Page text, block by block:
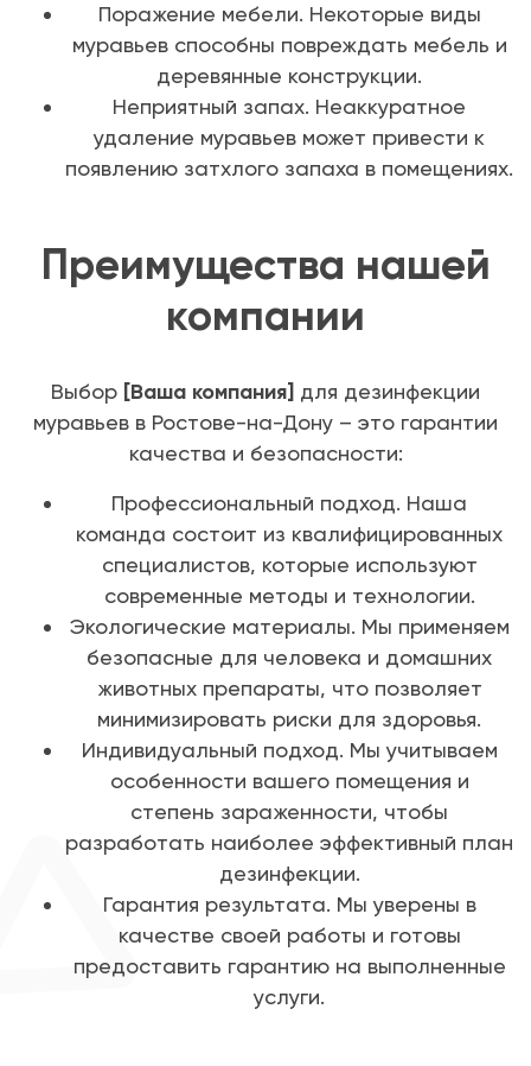
Поражение мебели. Некоторые виды
муравьев способны повреждать мебель и
деревянные конструкции.
Неприятный запах. Неаккуратное
удаление муравьев может привести к
появлению затхлого запаха в помещениях.
Преимущества нашей
компании
Выбор [Ваша компания] для дезинфекции
муравьев в Ростове-на-Дону – это гарантии
качества и безопасности:
Профессиональный подход. Наша
команда состоит из квалифицированных
специалистов, которые используют
современные методы и технологии.
Экологические материалы. Мы применяем
безопасные для человека и домашних
животных препараты, что позволяет
минимизировать риски для здоровья.
Индивидуальный подход. Мы учитываем
особенности вашего помещения и
степень зараженности, чтобы
разработать наиболее эффективный план
дезинфекции.
Гарантия результата. Мы уверены в
качестве своей работы и готовы
предоставить гарантию на выполненные
услуги.